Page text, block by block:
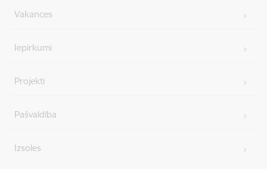
Vakances
Iepirkumi
Projekti
Pašvaldība
Izsoles